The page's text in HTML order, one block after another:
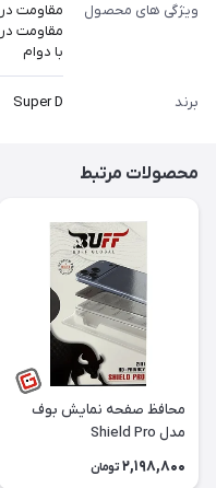
ویژگی های محصول
مقاومت در
مقاومت
با دوام
برند Super D
محصولات مرتبط
محافظ صفحه نمایش بوف
مدل Shield Pro
2,198,800 تومان